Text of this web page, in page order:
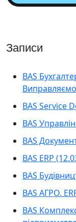
Записи
BAS
BAS Service
BAS
BAS
BAS ERP
BAS
BAS АГРО.
BAS